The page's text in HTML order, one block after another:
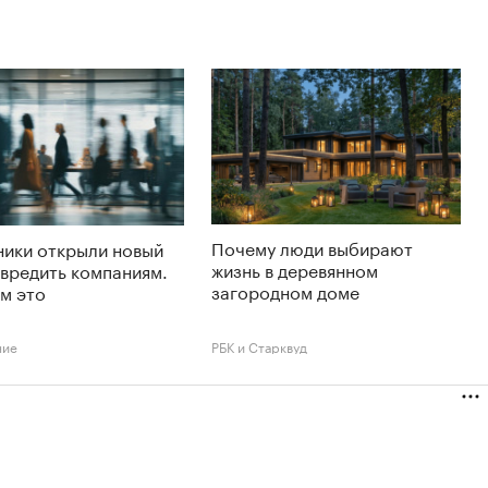
открыли новый
компаниям.
это
Почему люди выбирают
жизнь в деревянном
загородном доме
РБК и Старквуд